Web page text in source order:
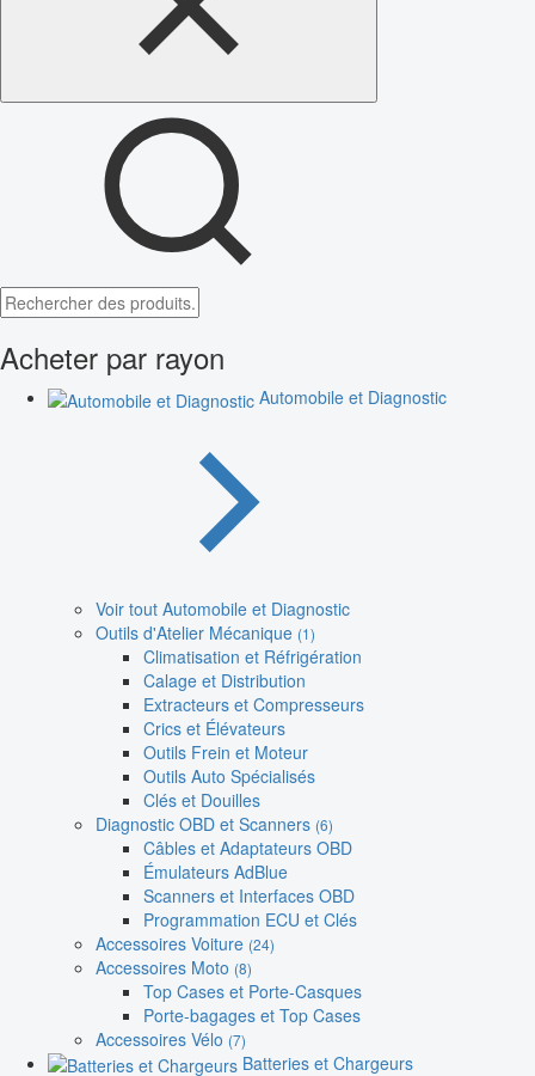
Acheter par rayon
Automobile et Diagnostic
Voir tout Automobile et Diagnostic
Outils d'Atelier Mécanique (1)
Climatisation et Réfrigération
Calage et Distribution
Extracteurs et Compresseurs
Crics et Élévateurs
Outils Frein et Moteur
Outils Auto Spécialisés
Clés et Douilles
Diagnostic OBD et Scanners (6)
Câbles et Adaptateurs OBD
Émulateurs AdBlue
Scanners et Interfaces OBD
Programmation ECU et Clés
Accessoires Voiture (24)
Accessoires Moto (8)
Top Cases et Porte-Casques
Porte-bagages et Top Cases
Accessoires Vélo (7)
Batteries et Chargeurs